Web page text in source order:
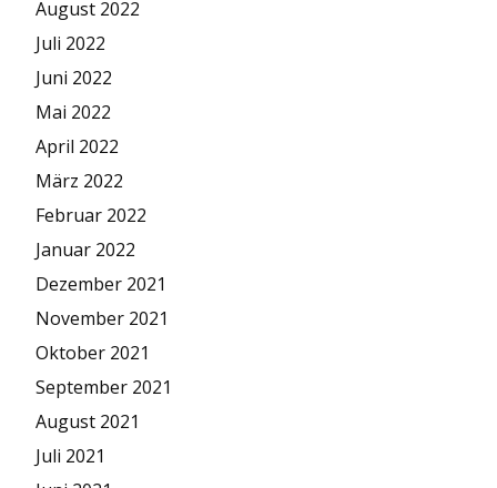
August 2022
Juli 2022
Juni 2022
Mai 2022
April 2022
März 2022
Februar 2022
Januar 2022
Dezember 2021
November 2021
Oktober 2021
September 2021
August 2021
Juli 2021